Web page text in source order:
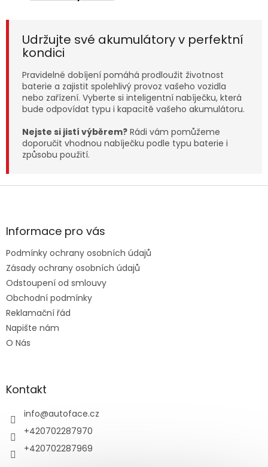
Udržujte své akumulátory v perfektní
kondici
Pravidelné dobíjení pomáhá prodloužit životnost
baterie a zajistit spolehlivý provoz vašeho vozidla
nebo zařízení. Vyberte si inteligentní nabíječku, která
bude odpovídat typu i kapacitě vašeho akumulátoru.
Nejste si jistí výběrem? Rádi vám pomůžeme
doporučit vhodnou nabíječku podle typu baterie i
způsobu použití.
Z
aInformace pro vás
Podmínky ochrany osobních údajů
Zásady ochrany osobních údajů
Odstoupení od smlouvy
Obchodní podmínky
Reklamační řád
Napište nám
O Nás
Kontakt
info@autoface.cz
+420702287970
+420702287969